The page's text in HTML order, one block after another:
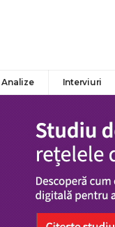
Analize Interviuri